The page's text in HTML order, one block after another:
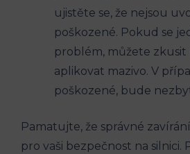
ujistěte se, ⁣že nejsou
poškozené. Pokud se
problém, ‌můžete zkusit
aplikovat mazivo. V
poškozené,‌ bude
Pamatujte, že správné
pro vaši⁣ bezpečnost na silnici.